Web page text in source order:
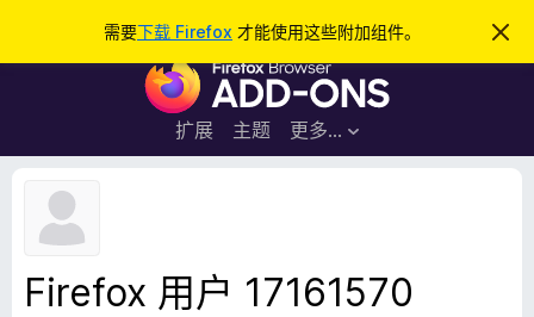
需要下载 Firefox 才能使用这些附加组件。
忽
此
F
r
e
览
扩展 主题 更多…
登录
Firefox 用户 17161570